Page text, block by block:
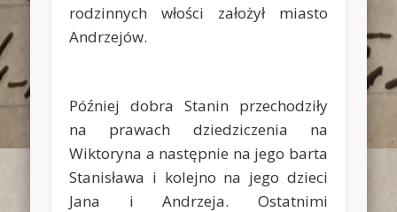
rodzinnych włości założył miasto
Andrzejów.
Później dobra Stanin przechodziły
na prawach dziedziczenia na
Wiktoryna a następnie na jego barta
Stanisława i kolejno na jego dzieci
Jana i Andrzeja. Ostatnimi